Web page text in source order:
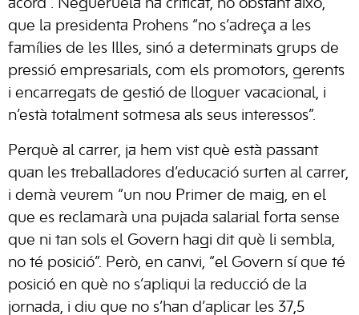
acord”. Negueruela ha criticat, no obstant això,
que la presidenta Prohens “no s’adreça a les
famílies de les Illes, sinó a determinats grups de
pressió empresarials, com els promotors, gerents
i encarregats de gestió de lloguer vacacional, i
n’està totalment sotmesa als seus interessos”.
Perquè al carrer, ja hem vist què està passant
quan les treballadores d’educació surten al carrer,
i demà veurem “un nou Primer de maig, en el
que es reclamarà una pujada salarial forta sense
que ni tan sols el Govern hagi dit què li sembla,
no té posició”. Però, en canvi, “el Govern sí que té
posició en què no s’apliqui la reducció de la
jornada, i diu que no s’han d’aplicar les 37,5